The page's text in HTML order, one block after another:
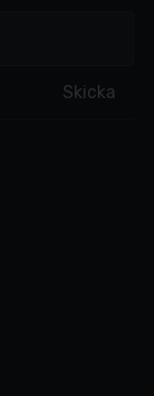
Skicka